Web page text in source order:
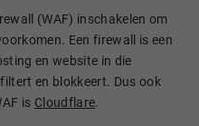
(WAF) inschakelen om
Een firewall is een
en website in die
en blokkeert. Dus ook
is Cloudflare.